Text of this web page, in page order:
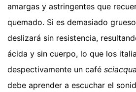
amargas y astringentes que
quemado. Si es demasiado
deslizará sin resistencia,
ácida y sin cuerpo, lo que los
despectivamente un café
debe aprender a escuchar el